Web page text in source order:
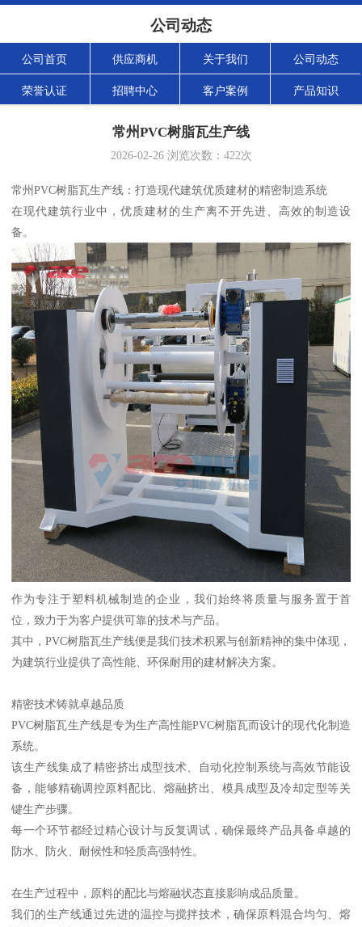
公司动态
公司首页 供应商机 关于我们 公司动态
荣誉认证 招聘中心 客户案例 产品知识
常州PVC树脂瓦生产线
2026-02-26浏览次数： 422次
常州PVC树脂瓦生产线：打造现代建筑优质建材的精密制造系统
在现代建筑行业中，优质建材的生产离不开先进、高效的制造设
备。
作为专注于塑料机械制造的企业，我们始终将质量与服务置于首
位，致力于为客户提供可靠的技术与产品。
其中，PVC树脂瓦生产线便是我们技术积累与创新精神的集中体现，
为建筑行业提供了高性能、环保耐用的建材解决方案。
精密技术铸就卓越品质
PVC树脂瓦生产线是专为生产高性能PVC树脂瓦而设计的现代化制造
系统。
该生产线集成了精密挤出成型技术、自动化控制系统与高效节能设
备，能够精确调控原料配比、熔融挤出、模具成型及冷却定型等关
键生产步骤。
每一个环节都经过精心设计与反复调试，确保最终产品具备卓越的
防水、防火、耐候性和轻质高强特性。
在生产过程中，原料的配比与熔融状态直接影响成品质量。
我们的生产线通过先进的温控与搅拌技术，确保原料混合均匀、熔